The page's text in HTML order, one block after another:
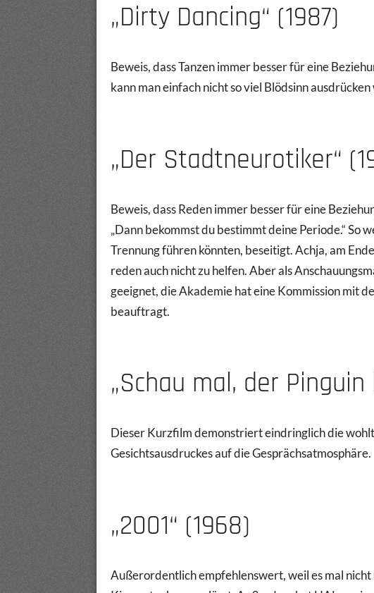
„Dirty Dancing“ (1987)
Beweis, dass Tanzen immer besser für eine
kann man einfach nicht so viel Blödsinn
„Der Stadtneurotiker“
Beweis, dass Reden immer besser für eine
„Dann bekommst du bestimmt deine Periode.“ So
Trennung führen könnten, beseitigt. Achja, am
reden auch nicht zu helfen. Aber als
geeignet, die Akademie hat eine Kommission mit
beauftragt.
„Schau mal, der Pinguin
Dieser Kurzfilm demonstriert eindringlich die
Gesichtsausdruckes auf die Gesprächsatmosphäre.
„2001“ (1968)
Außerordentlich empfehlenswert, weil es mal nicht